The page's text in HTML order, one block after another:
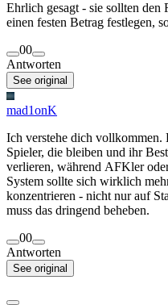
Ehrlich gesagt - sie sollten
einen festen Betrag festlegen,
00
Antworten
See original
mad1onK
Ich verstehe dich vollkommen.
Spieler, die bleiben und ihr
verlieren, während AFKler
System sollte sich wirklich
konzentrieren - nicht nur auf
muss das dringend beheben.
00
Antworten
See original